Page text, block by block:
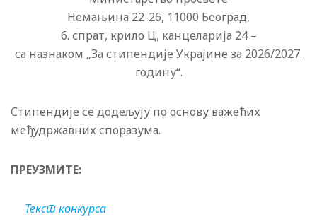
Немањина 22-26, 11000 Београд,
6. спрат, крило Ц, канцеларија 24 –
са назнаком „За стипендије Украјине за 2026/2027.
годину“.
Стипендије се додељују по основу важећих
међудржавних споразума.
ПРЕУЗМИТЕ:
Текст конкурса